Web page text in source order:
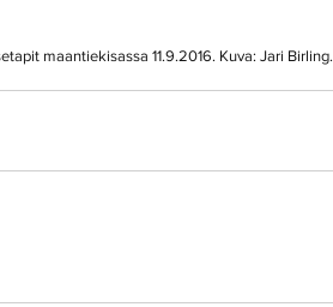
maantiekisassa 11.9.2016. Kuva: Jari Birling.